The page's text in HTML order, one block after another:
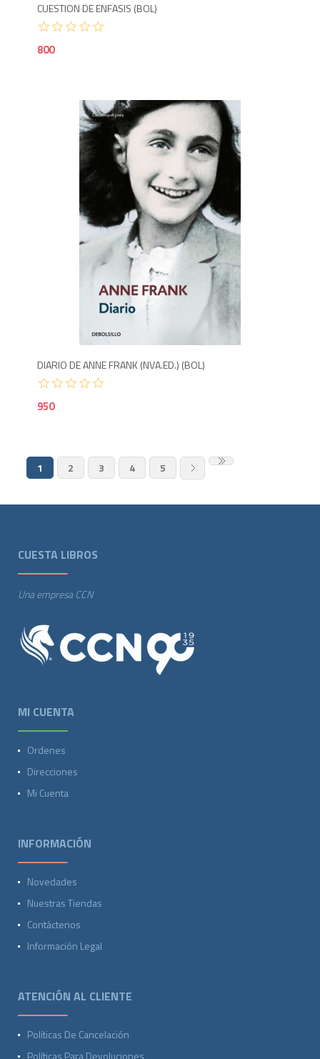
CUESTION DE ENFASIS (BOL)
800
DIARIO DE ANNE FRANK (NVA.ED.) (BOL)
950
1 2 3 4 5
CUESTA LIBROS
Una empresa CCN
MI CUENTA
Ordenes
Direcciones
Mi Cuenta
INFORMACIÓN
Novedades
Nuestras Tiendas
Contáctenos
Información Legal
ATENCIÓN AL CLIENTE
Políticas De Cancelación